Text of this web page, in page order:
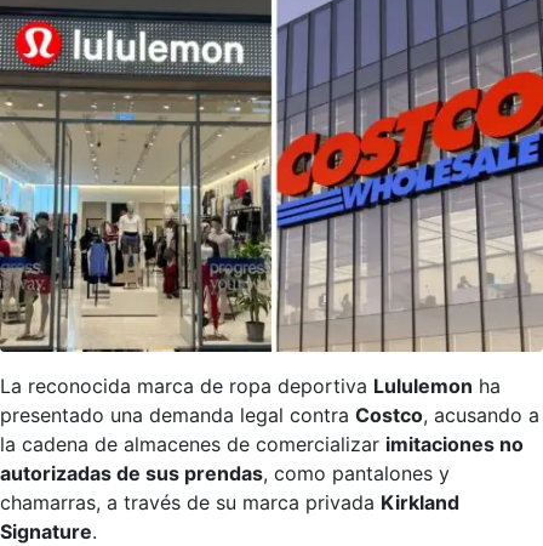
La reconocida marca de ropa deportiva Lululemon ha
presentado una demanda legal contra Costco, acusando a
la cadena de almacenes de comercializar imitaciones no
autorizadas de sus prendas, como pantalones y
chamarras, a través de su marca privada Kirkland
Signature.